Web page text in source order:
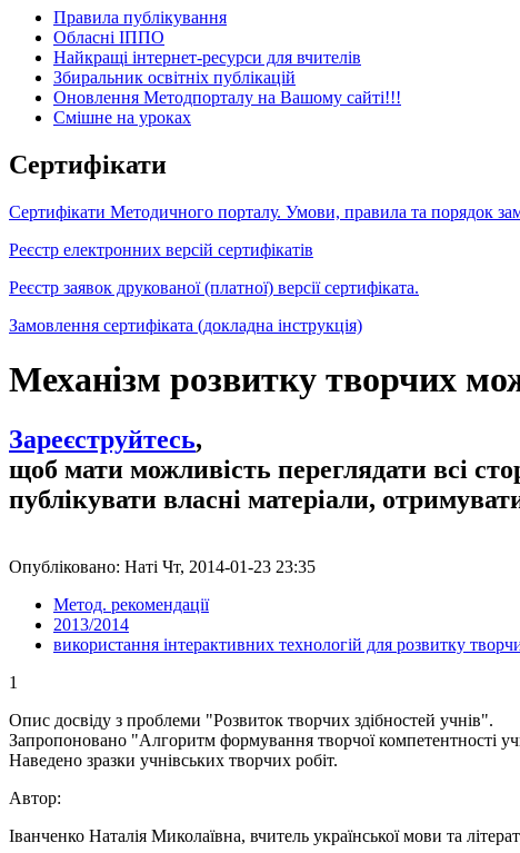
Правила публікування
Обласні ІППО
Найкращі інтернет-ресурси для вчителів
Збиральник освітніх публікацій
Оновлення Методпорталу на Вашому сайті!!!
Cмішне на уроках
Сертифікати
Сертифікати Методичного порталу. Умови, правила та порядок
Реєстр електронних версій сертифікатів
Реєстр заявок друкованої (платної) версії сертифіката.
Замовлення сертифіката (докладна інструкція)
Механізм розвитку творчих
Зареєструйтесь,
щоб мати можливість переглядати всі
публікувати власні матеріали,
Опубліковано: Наті Чт, 2014-01-23 23:35
Метод. рекомендації
2013/2014
використання інтерактивних технологій для розвитку
1
Опис досвіду з проблеми "Розвиток творчих здібностей учнів".
Запропоновано "Алгоритм формування творчої компетентності
Наведено зразки учнівських творчих робіт.
Автор:
Іванченко Наталія Миколаївна, вчитель української мови та